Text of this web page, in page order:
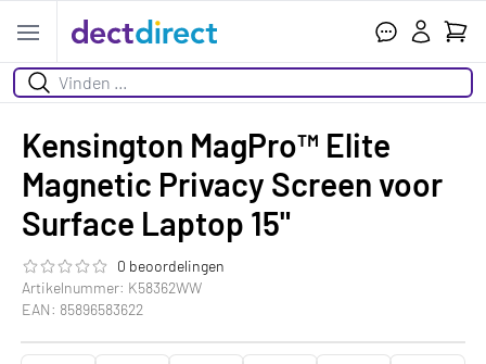
Open menu
Zoeken
Kensington MagPro™ Elite
Magnetic Privacy Screen voor
Surface Laptop 15"
De beoordeling van dit product is
0 beoordelingen
Artikelnummer: K58362WW
EAN: 85896583622